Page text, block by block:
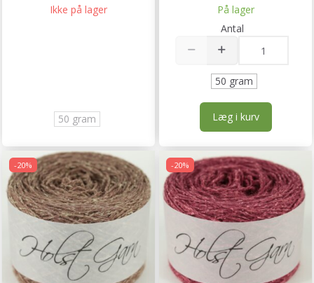
Ikke på lager
50 gram
På lager
Antal
50 gram
Læg i kurv
-20% -20%